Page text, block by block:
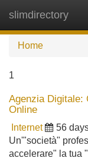
slimdirectory
Home
1
Agenzia Digitale:
Online
Internet 56
Un'"società"
accelerare" la tua